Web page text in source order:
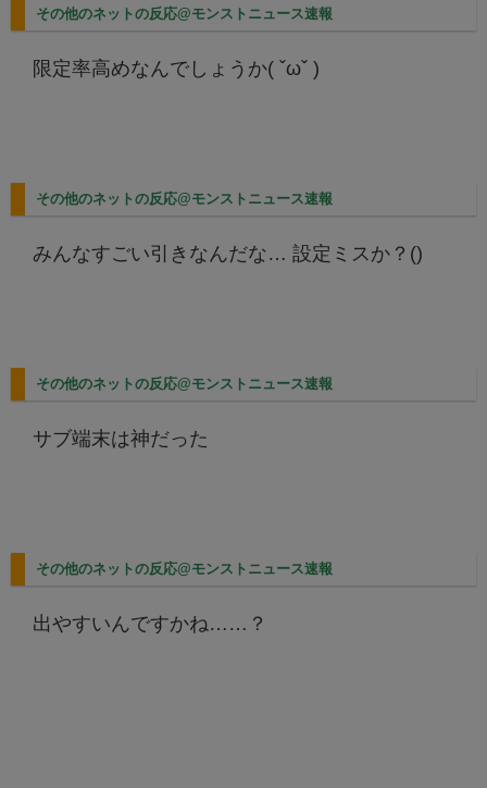
その他のネットの反応@モンストニュース速報
限定率高めなんでしょうか( ˇωˇ )
その他のネットの反応@モンストニュース速報
みんなすごい引きなんだな… 設定ミスか？()
その他のネットの反応@モンストニュース速報
サブ端末は神だった
その他のネットの反応@モンストニュース速報
出やすいんですかね……？